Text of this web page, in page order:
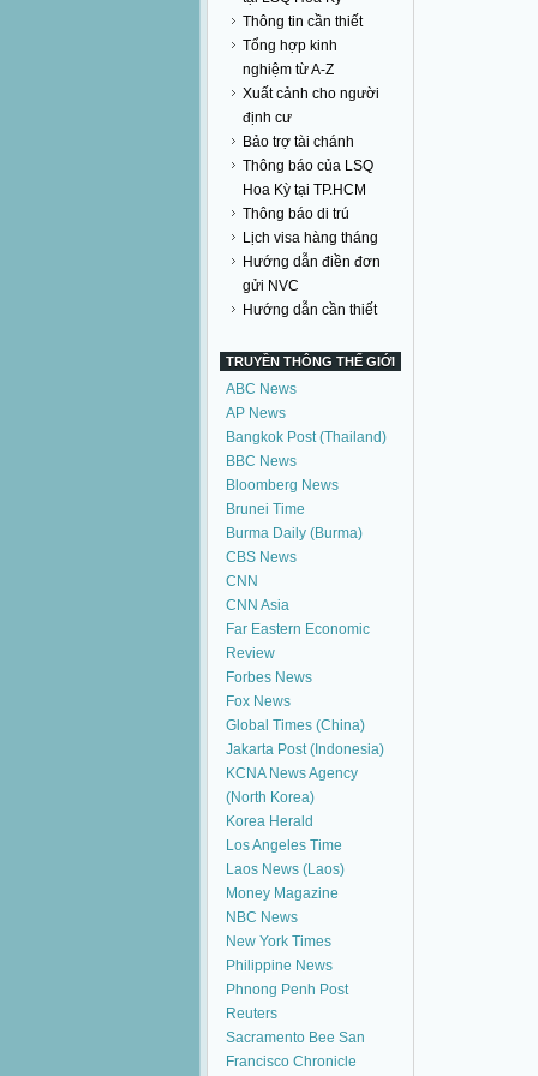
Thông tin cần thiết
Tổng hợp kinh
nghiệm từ A-Z
Xuất cảnh cho người
định cư
Bảo trợ tài chánh
Thông báo của LSQ
Hoa Kỳ tại TP.HCM
Thông báo di trú
Lịch visa hàng tháng
Hướng dẫn điền đơn
gửi NVC
Hướng dẫn cần thiết
TRUYỀN THÔNG THẾ GIỚI
ABC News
AP News
Bangkok Post (Thailand)
BBC News
Bloomberg News
Brunei Time
Burma Daily (Burma)
CBS News
CNN
CNN Asia
Far Eastern Economic
Review
Forbes News
Fox News
Global Times (China)
Jakarta Post (Indonesia)
KCNA News Agency
(North Korea)
Korea Herald
Los Angeles Time
Laos News (Laos)
Money Magazine
NBC News
New York Times
Philippine News
Phnong Penh Post
Reuters
Sacramento Bee San
Francisco Chronicle